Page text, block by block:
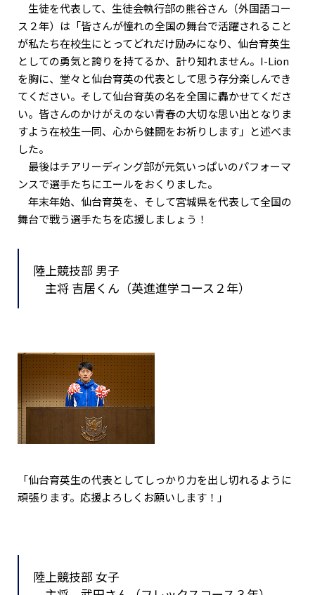
生徒を代表して、生徒会執行部の熊谷さん（外国語コー
ス２年）は「皆さんが憧れの全国の舞台で活躍されること
が私たち在校生にとってどれだけ励みになり、仙台育英生
としての勇気と誇りを持てるか、計り知れません。I-Lion
を胸に、堂々と仙台育英の代表として思う存分楽しんでき
てください。そして仙台育英の名を全国に轟かせてくださ
い。皆さんのかけがえのない青春の大切な思い出となりま
すよう在校生一同、心から健闘をお祈りします」と述べま
した。
最後はチアリーディング部が元気いっぱいのパフォーマ
ンスで選手たちにエールをおくりました。
年末年始、仙台育英を、そして宮城県を代表して全国の
舞台で戦う選手たちを応援しましょう！
陸上競技部 男子
主将 吉居くん（英進進学コース２年）
「仙台育英生の代表としてしっかり力を出し切れるように
頑張ります。応援よろしくお願いします！」
陸上競技部 女子